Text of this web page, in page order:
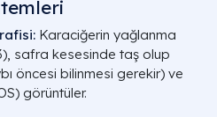
Karaciğerin yağlanma
safra kesesinde taş olup
öncesi bilinmesi gerekir) ve
görüntüler.